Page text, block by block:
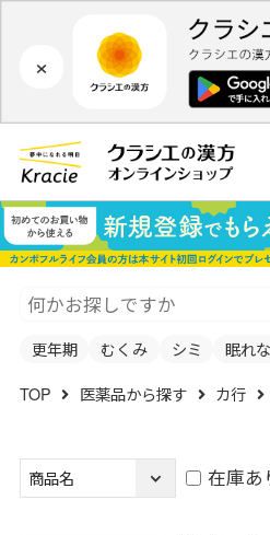
×
更年期 むくみ シミ 眠れ
TOP 医薬品から探す カ行
在庫あ